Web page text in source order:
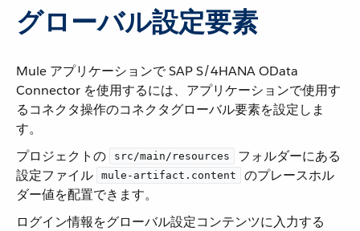
グローバル設定要素
Mule アプリケーションで SAP S/4HANA OData
Connector を使用するには、アプリケーションで使用す
るコネクタ操作のコネクタグローバル要素を設定しま
す。
プロジェクトの ​
src/main/resources
​ フォルダーにある
設定ファイル ​
mule-artifact.content
​ のプレースホル
ダー値を配置できます。
ログイン情報をグローバル設定コンテンツに入力する